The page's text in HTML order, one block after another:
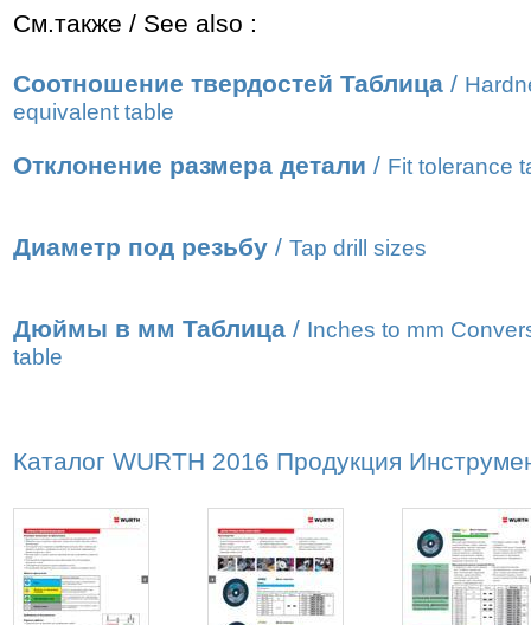
См.также / See also :
Соотношение твердостей Таблица /
equivalent table
Отклонение размера детали / Fit tolerance
Диаметр под резьбу / Tap drill sizes
Дюймы в мм Таблица / Inches to mm
table
Каталог WURTH 2016 Продукция